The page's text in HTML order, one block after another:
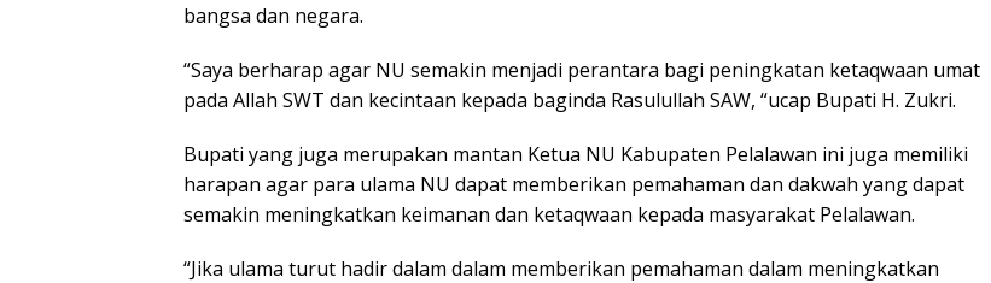
bangsa dan negara.
“Saya berharap agar NU semakin menjadi perantara bagi peningkatan ketaqwaan umat
pada Allah SWT dan kecintaan kepada baginda Rasulullah SAW, “ucap Bupati H. Zukri.
Bupati yang juga merupakan mantan Ketua NU Kabupaten Pelalawan ini juga memiliki
harapan agar para ulama NU dapat memberikan pemahaman dan dakwah yang dapat
semakin meningkatkan keimanan dan ketaqwaan kepada masyarakat Pelalawan.
“Jika ulama turut hadir dalam dalam memberikan pemahaman dalam meningkatkan